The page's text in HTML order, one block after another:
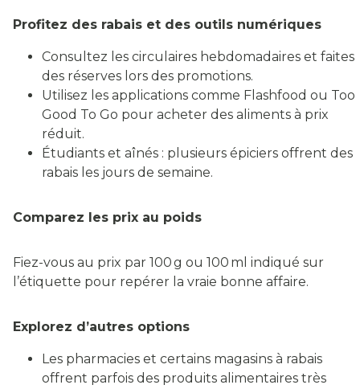
Profitez des rabais et des outils numériques
Consultez les circulaires hebdomadaires et faites
des réserves lors des promotions.
Utilisez les applications comme Flashfood ou Too
Good To Go pour acheter des aliments à prix
réduit.
Étudiants et aînés : plusieurs épiciers offrent des
rabais les jours de semaine.
Comparez les prix au poids
Fiez-vous au prix par 100 g ou 100 ml indiqué sur
l’étiquette pour repérer la vraie bonne affaire.
Explorez d’autres options
Les pharmacies et certains magasins à rabais
offrent parfois des produits alimentaires très